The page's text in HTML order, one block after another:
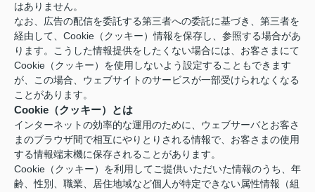
はありません。
なお、広告の配信を委託する第三者への委託に基づき、第三者を
経由して、Cookie（クッキー）情報を保存し、参照する場合があ
ります。こうした情報提供をしたくない場合には、お客さまにて
Cookie（クッキー）を使用しないよう設定することもできます
が、この場合、ウェブサイトのサービスが一部受けられなくなる
ことがあります。
Cookie（クッキー）とは
インターネットの効率的な運用のために、ウェブサーバとお客さ
まのブラウザ間で相互にやりとりされる情報で、お客さまの使用
する情報端末機に保存されることがあります。
Cookie（クッキー）を利用してご提供いただいた情報のうち、年
齢、性別、職業、居住地域など個人が特定できない属性情報（組